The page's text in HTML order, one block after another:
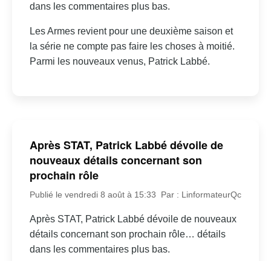
dans les commentaires plus bas.
Les Armes revient pour une deuxième saison et
la série ne compte pas faire les choses à moitié.
Parmi les nouveaux venus, Patrick Labbé.
Après STAT, Patrick Labbé dévoile de
nouveaux détails concernant son
prochain rôle
Publié le vendredi 8 août à 15:33 Par : LinformateurQc
Après STAT, Patrick Labbé dévoile de nouveaux
détails concernant son prochain rôle… détails
dans les commentaires plus bas.